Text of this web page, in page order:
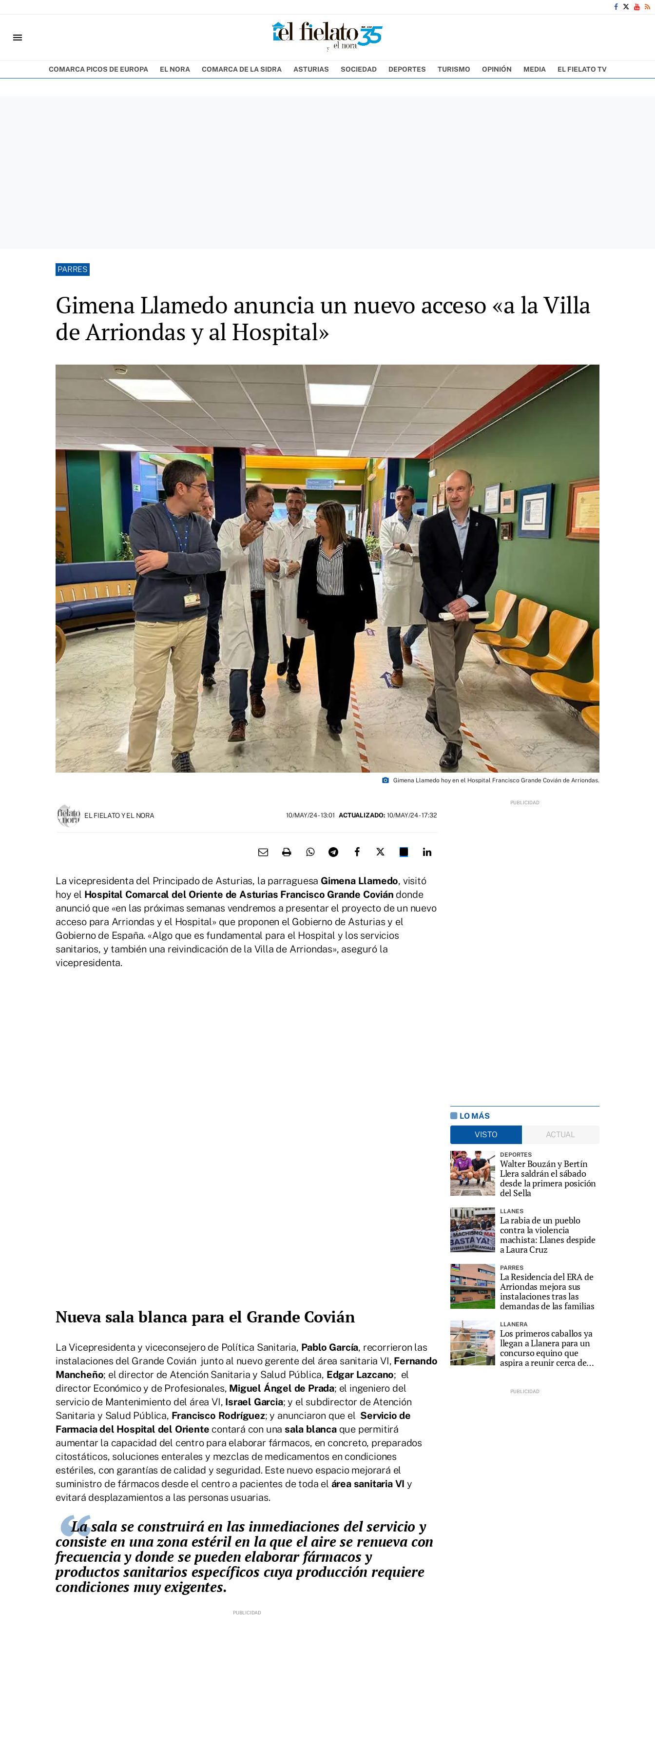
menu
COMARCA PICOS DE EUROPA EL NORA COMARCA DE LA SIDRA ASTURIAS SOCIEDAD DEPORTES TURISMO OPINIÓN MEDIA EL FIELATO TV
PARRES
Gimena Llamedo anuncia un nuevo acceso «a la Villa
de Arriondas y al Hospital»
photo_camera Gimena Llamedo hoy en el Hospital Francisco Grande Covián de Arriondas.
EL FIELATO Y EL NORA 10/MAY/24- 13:01 ACTUALIZADO: 10/MAY/24 - 17:32
La vicepresidenta del Principado de Asturias, la parraguesa Gimena Llamedo, visitó
hoy el Hospital Comarcal del Oriente de Asturias Francisco Grande Covián donde
anunció que «en las próximas semanas vendremos a presentar el proyecto de un nuevo
acceso para Arriondas y el Hospital» que proponen el Gobierno de Asturias y el
Gobierno de España. «Algo que es fundamental para el Hospital y los servicios
sanitarios, y también una reivindicación de la Villa de Arriondas», aseguró la
vicepresidenta.
Nueva sala blanca para el Grande Covián
La Vicepresidenta y viceconsejero de Política Sanitaria, Pablo García, recorrieron las
instalaciones del Grande Covián junto al nuevo gerente del área sanitaria VI, Fernando
Mancheño; el director de Atención Sanitaria y Salud Pública, Edgar Lazcano; el
director Económico y de Profesionales, Miguel Ángel de Prada; el ingeniero del
servicio de Mantenimiento del área VI, Israel Garcia; y el subdirector de Atención
Sanitaria y Salud Pública, Francisco Rodríguez; y anunciaron que el Servicio de
Farmacia del Hospital del Oriente contará con una sala blanca que permitirá
aumentar la capacidad del centro para elaborar fármacos, en concreto, preparados
citostáticos, soluciones enterales y mezclas de medicamentos en condiciones
estériles, con garantías de calidad y seguridad. Este nuevo espacio mejorará el
suministro de fármacos desde el centro a pacientes de toda el área sanitaria VIy
evitará desplazamientos a las personas usuarias.
La sala se construirá en las inmediaciones del servicio y
consiste en una zona estéril en la que el aire se renueva con
frecuencia y donde se pueden elaborar fármacos y
productos sanitarios específicos cuya producción requiere
condiciones muy exigentes.
LO MÁS
VISTO
ACTUAL
DEPORTES
Walter Bouzán y Bertín
Llera saldrán el sábado
desde la primera posición
del Sella
LLANES
La rabia de un pueblo
contra la violencia
machista: Llanes despide
a Laura Cruz
PARRES
La Residencia del ERA de
Arriondas mejora sus
instalaciones tras las
demandas de las familias
LLANERA
Los primeros caballos ya
llegan a Llanera para un
concurso equino que
aspira a reunir cerca de